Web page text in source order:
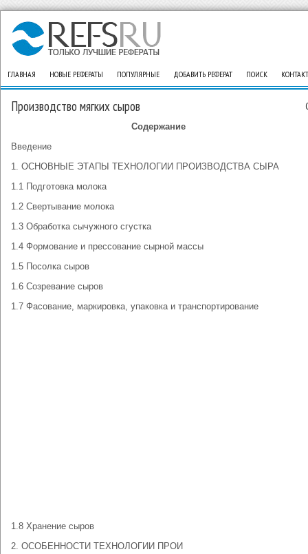
ГЛАВНАЯ НОВЫЕ РЕФЕРАТЫ ПОПУЛЯРНЫЕ ДОБАВИТЬ РЕФЕРАТ ПОИСК
Производство мягких сыров
Содержание
Введение
1. ОСНОВНЫЕ ЭТАПЫ ТЕХНОЛОГИИ ПРОИЗВОДСТВА СЫРА
1.1 Подготовка молока
1.2 Свертывание молока
1.3 Обработка сычужного сгустка
1.4 Формование и прессование сырной массы
1.5 Посолка сыров
1.6 Созревание сыров
1.7 Фасование, маркировка, упаковка и транспортирование
1.8 Хранение сыров
2. ОСОБЕННОСТИ ТЕХНОЛОГИИ ПРОИ